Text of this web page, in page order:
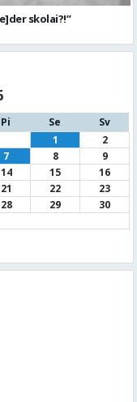
skolai?!”
Pi Se
Sv
1
2
7 8
9
14 15
16
21 22
23
28 29
30